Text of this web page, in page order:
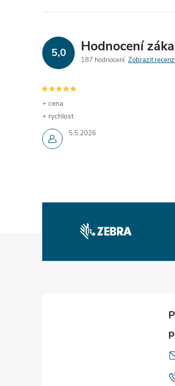
5,0 Hodnocení
187 hodnocení Zobrazit
5.5.2026
+ cena
+ rychlost